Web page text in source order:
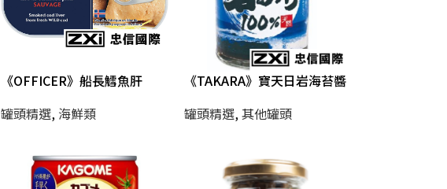
《OFFICER》船長鱈魚肝
罐頭精選, 海鮮類
《TAKARA》寶天日岩海苔醬
罐頭精選,其他罐頭